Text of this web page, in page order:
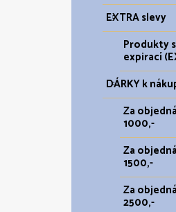
EXTRA slevy
Produkty
expirací
DÁRKY k
Za
1000,-
Za
1500,-
Za
2500,-